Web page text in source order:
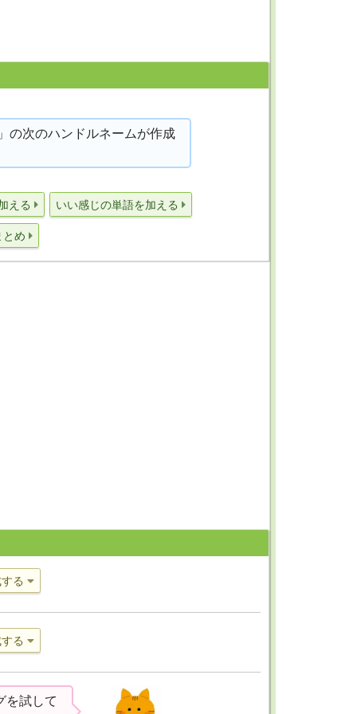
の次のハンドルネームが作成
える いい感じの単語を加える
とめ
る
る
を試して